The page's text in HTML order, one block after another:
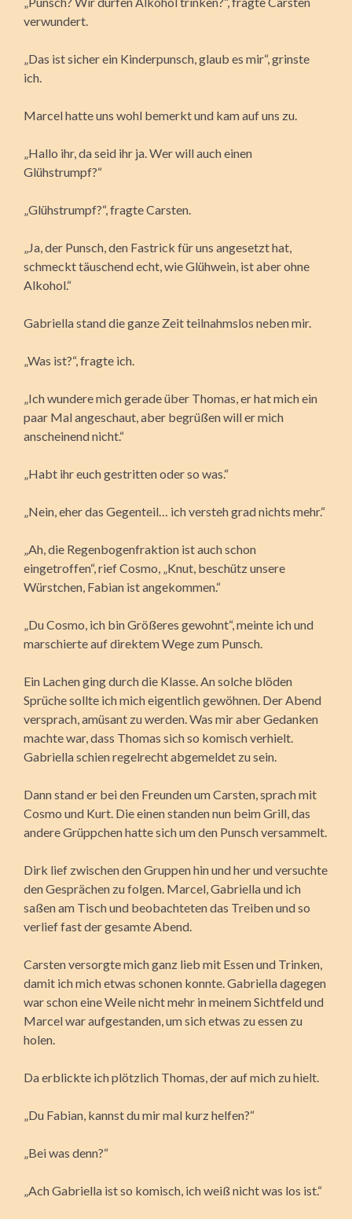
verwundert.
„Das ist sicher ein Kinderpunsch, glaub es mir“, grinste
ich.
Marcel hatte uns wohl bemerkt und kam auf uns zu.
„Hallo ihr, da seid ihr ja. Wer will auch einen
Glühstrumpf?“
„Glühstrumpf?“, fragte Carsten.
„Ja, der Punsch, den Fastrick für uns angesetzt hat,
schmeckt täuschend echt, wie Glühwein, ist aber ohne
Alkohol.“
Gabriella stand die ganze Zeit teilnahmslos neben mir.
„Was ist?“, fragte ich.
„Ich wundere mich gerade über Thomas, er hat mich ein
paar Mal angeschaut, aber begrüßen will er mich
anscheinend nicht.“
„Habt ihr euch gestritten oder so was.“
„Nein, eher das Gegenteil… ich versteh grad nichts mehr.“
„Ah, die Regenbogenfraktion ist auch schon
eingetroffen“, rief Cosmo, „Knut, beschütz unsere
Würstchen, Fabian ist angekommen.“
„Du Cosmo, ich bin Größeres gewohnt“, meinte ich und
marschierte auf direktem Wege zum Punsch.
Ein Lachen ging durch die Klasse. An solche blöden
Sprüche sollte ich mich eigentlich gewöhnen. Der Abend
versprach, amüsant zu werden. Was mir aber Gedanken
machte war, dass Thomas sich so komisch verhielt.
Gabriella schien regelrecht abgemeldet zu sein.
Dann stand er bei den Freunden um Carsten, sprach mit
Cosmo und Kurt. Die einen standen nun beim Grill, das
andere Grüppchen hatte sich um den Punsch versammelt.
Dirk lief zwischen den Gruppen hin und her und versuchte
den Gesprächen zu folgen. Marcel, Gabriella und ich
saßen am Tisch und beobachteten das Treiben und so
verlief fast der gesamte Abend.
Carsten versorgte mich ganz lieb mit Essen und Trinken,
damit ich mich etwas schonen konnte. Gabriella dagegen
war schon eine Weile nicht mehr in meinem Sichtfeld und
Marcel war aufgestanden, um sich etwas zu essen zu
holen.
Da erblickte ich plötzlich Thomas, der auf mich zu hielt.
„Du Fabian, kannst du mir mal kurz helfen?“
„Bei was denn?“
„Ach Gabriella ist so komisch, ich weiß nicht was los ist.“